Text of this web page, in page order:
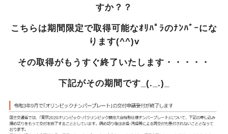
すか？？
こちらは期間限定で取得可能なｵﾘﾊﾟﾗのﾅﾝﾊﾞｰにな
ります(^^)v
その取得がもうすぐ終了いたします・・・・・
下記がその期間です_(._.)_